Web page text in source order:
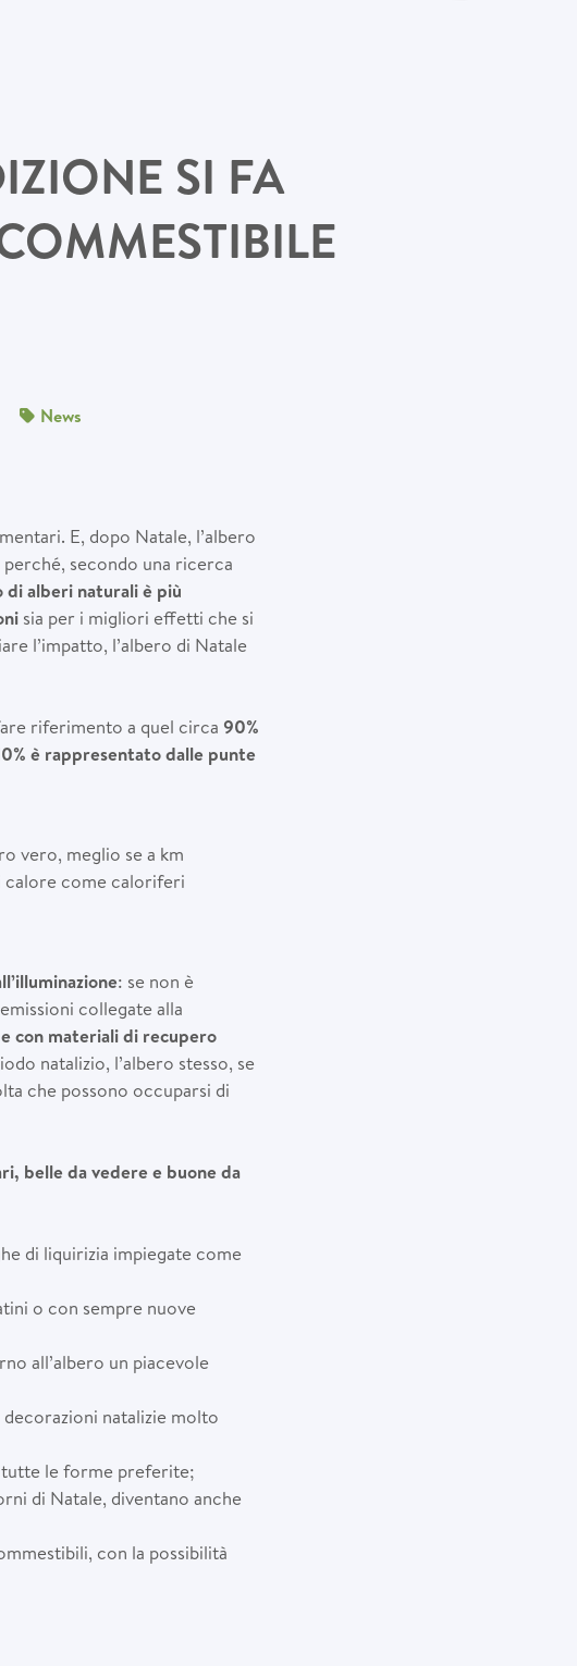
SI FA
News
E, dopo Natale, l’albero
secondo una ricerca
di alberi naturaliè più
sia per i migliori effetti che si
l’impatto, l’albero di Natale
riferimento a quel circa 90%
è rappresentato dalle punte
vero, meglio se a km
calore come caloriferi
: se non è
collegate alla
con materiali di recupero
natalizio, l’albero stesso, se
che possono occuparsi di
belle da vedere e buone da
di liquirizia impiegate come
o con sempre nuove
all’albero un piacevole
natalizie molto
le forme preferite;
di Natale, diventano anche
con la possibilità